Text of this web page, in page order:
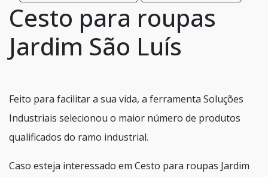
Cesto para roupas
Jardim São Luís
Feito para facilitar a sua vida, a ferramenta Soluções
Industriais selecionou o maior número de produtos
qualificados do ramo industrial.
Caso esteja interessado em Cesto para roupas Jardim